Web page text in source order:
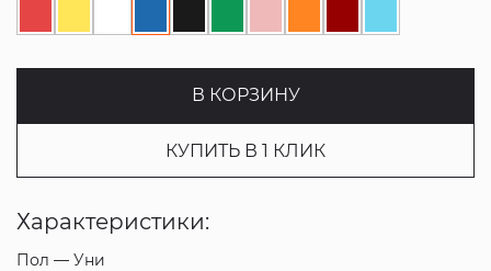
В КОРЗИНУ
КУПИТЬ В 1 КЛИК
Характеристики:
Пол — Уни